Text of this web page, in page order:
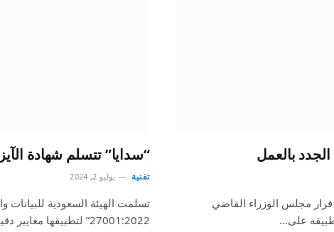
بالعمل
مجلس الوزراء القاضي
على…
“سدايا” تتسلم شهادة
تقنية يوليو 2, 2024
27001:2022” لتطبيقها معايير دقيقة وشاملة في حماية البيانات وضمان…